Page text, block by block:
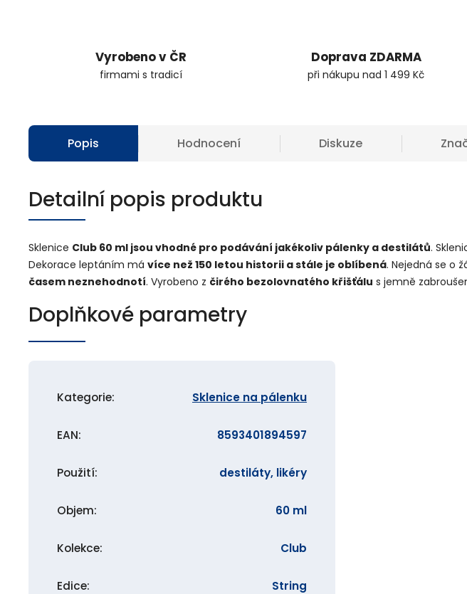
Vyrobeno v ČR
firmami s tradicí
Doprava ZDARMA
při nákupu nad 1 499 Kč
Popis Hodnocení Diskuze
Detailní popis produktu
Sklenice Club 60 ml jsou vhodné pro podávání jakékoliv pálenky a destilátů.
Dekorace leptáním má více než 150 letou historii a stále je oblíbená. Nejedná se o
časem neznehodnotí. Vyrobeno z čirého bezolovnatého křišťálu s jemně
Doplňkové parametry
Kategorie: Sklenice na pálenku
EAN: 8593401894597
Použití: destiláty, likéry
Objem: 60 ml
Kolekce: Club
Edice: String